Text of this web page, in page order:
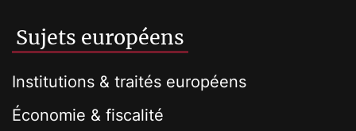
Sujets européens
Institutions & traités européens
Économie & fiscalité